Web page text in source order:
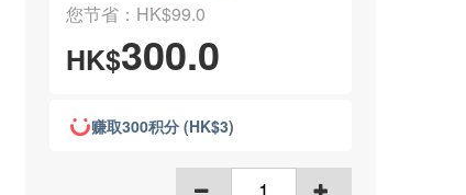
您节省：HK$99.0
HK$300.0
赚取300积分 (HK$3)